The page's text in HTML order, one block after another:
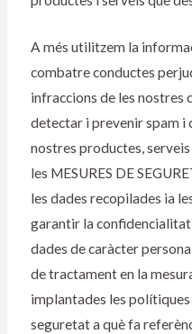
A més utilitzem la
combatre conductes
infraccions de les nostres
detectar i prevenir spam i
nostres productes,
les MESURES DE
les dades recopilades ia
garantir la confidencialitat
dades de caràcter
de tractament en la
implantades les
seguretat a què fa